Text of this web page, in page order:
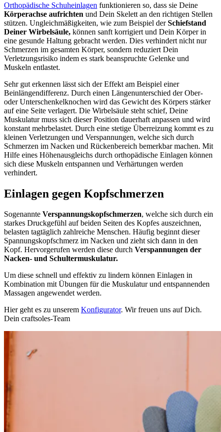
Orthopädische Schuheinlagen funktionieren so, dass sie Deine
Körperachse aufrichten und Dein Skelett an den richtigen Stellen
stützen. Ungleichmäßigkeiten, wie zum Beispiel derSchiefstand
Deiner Wirbelsäule, können sanft korrigiert und Dein Körper in
eine gesunde Haltung gebracht werden. Dies verhindert nicht nur
Schmerzen im gesamten Körper, sondern reduziert Dein
Verletzungsrisiko indem es stark beanspruchte Gelenke und
Muskeln entlastet.
Sehr gut erkennen lässt sich der Effekt am Beispiel einer
Beinlängendifferenz. Durch einen Längenunterschied der Ober-
oder Unterschenkelknochen wird das Gewicht des Körpers stärker
auf eine Seite verlagert. Die Wirbelsäule steht schief, Deine
Muskulatur muss sich dieser Position dauerhaft anpassen und wird
konstant mehrbelastet. Durch eine stetige Überreizung kommt es zu
kleinen Verletzungen und Verspannungen, welche sich durch
Schmerzen im Nacken und Rückenbereich bemerkbar machen. Mit
Hilfe eines Höhenausgleichs durch orthopädische Einlagen können
sich diese Muskeln entspannen und Verhärtungen werden
verhindert.
Einlagen gegen Kopfschmerzen
Sogenannte Verspannungskopfschmerzen, welche sich durch ein
starkes Druckgefühl auf beiden Seiten des Kopfes auszeichnen,
belasten tagtäglich zahlreiche Menschen. Häufig beginnt dieser
Spannungskopfschmerz im Nacken und zieht sich dann in den
Kopf. Hervorgerufen werden diese durch Verspannungen der
Nacken- und Schultermuskulatur.
Um diese schnell und effektiv zu lindern können Einlagen in
Kombination mit Übungen für die Muskulatur und entspannenden
Massagen angewendet werden.
Hier geht es zu unserem Konfigurator. Wir freuen uns auf Dich.
Dein craftsoles-Team